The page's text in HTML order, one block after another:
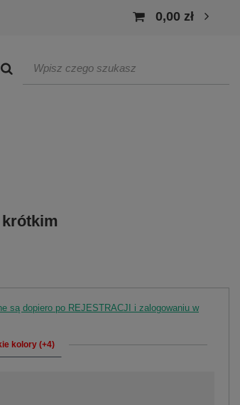
0,00 zł
są dopiero po REJESTRACJI i zalogowaniu w
kolory (+4)